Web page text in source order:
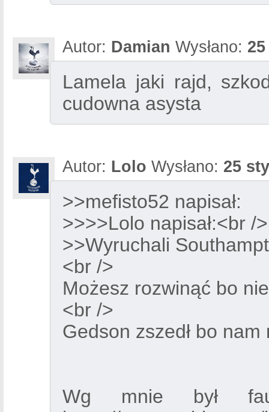
Autor: Damian Wysłano:
Lamela jaki rajd,
cudowna asysta
Autor: Lolo Wysłano: 25
>>mefisto52 napisał:
>>>>Lolo napisał:<br />
>>Wyruchali
<br />
Możesz rozwinąć bo
<br />
Gedson zszedł bo
Wg mnie był